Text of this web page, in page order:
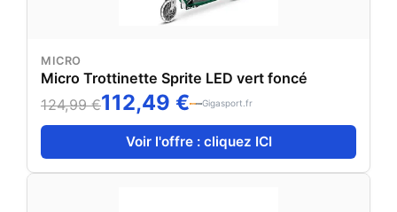
MICRO
Micro Trottinette Sprite LED vert foncé
124,99 €112,49 € Gigasport.fr
Voir l'offre : cliquez ICI